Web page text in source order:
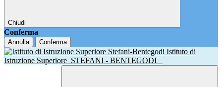
Chiudi
Conferma
Annulla Conferma
Istituto di
Istruzione Superiore STEFANI - BENTEGODI